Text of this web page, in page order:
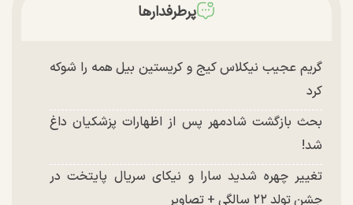
پرطرفدارها
گریم عجیب نیکلاس کیج و کریستین بیل همه را شوکه
کرد
بحث بازگشت شادمهر پس از اظهارات پزشکیان داغ
شد!
تغییر چهره شدید سارا و نیکای سریال پایتخت در
جشن تولد ۲۲ سالگی + تصاویر